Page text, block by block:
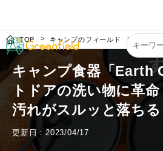
TOP キャンプのフィールド キャン
キャンプ食器「Earth
トドアの洗い物に革
汚れがスルッと落ちる
更新日：2023/04/17